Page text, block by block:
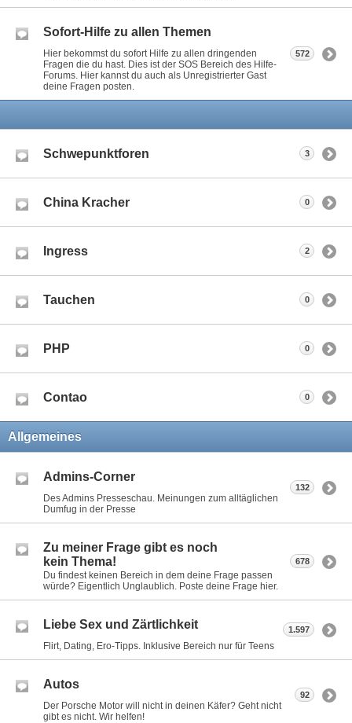
Sofort-Hilfe zu allen Themen
Hier bekommst du sofort Hilfe zu allen dringenden
Fragen die du hast. Dies ist der SOS Bereich des Hilfe-
Forums. Hier kannst du auch als Unregistrierter Gast
deine Fragen posten.
572
Schwepunktforen 3
China Kracher 0
Ingress 2
Tauchen 0
PHP 0
Contao 0
Allgemeines
Admins-Corner
Des Admins Presseschau. Meinungen zum alltäglichen
Dumfug in der Presse
132
Zu meiner Frage gibt es noch
kein Thema!
Du findest keinen Bereich in dem deine Frage passen
würde? Eigentlich Unglaublich. Poste deine Frage hier.
678
Liebe Sex und Zärtlichkeit
Flirt, Dating, Ero-Tipps. Inklusive Bereich nur für Teens
1.597
Autos
Der Porsche Motor will nicht in deinen Käfer? Geht nicht
gibt es nicht. Wir helfen!
92